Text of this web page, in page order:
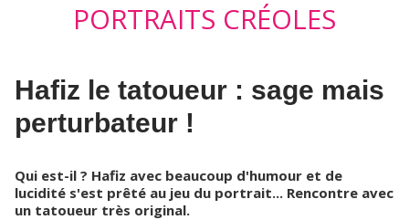
PORTRAITS CRÉOLES
Hafiz le tatoueur : sage mais
perturbateur !
Qui est-il ? Hafiz avec beaucoup d'humour et de
lucidité s'est prêté au jeu du portrait... Rencontre avec
un tatoueur très original.